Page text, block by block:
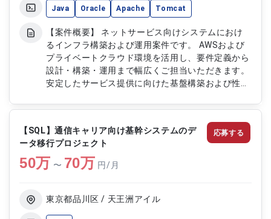
Java Oracle Apache Tomcat
【案件概要】 ネットサービス向けシステムにおけ
るインフラ構築および運用案件です。 AWSおよび
プライベートクラウド環境を活用し、要件定義から
設計・構築・運用まで幅広くご担当いただきます。
安定したサービス提供に向けた基盤構築および性
業内容】 ・ネットサービス向けシステムのインフ
ラ構築および運用対応 ・インフラ要件定義および
設計・構築作業 ・AWSおよびプライベートクラウ
ド環境での基盤構築対応 ・JMeterを用いた性能試
験および負荷試験対応 ・信頼性試験および検証作
業対応 ・インフラ運用および改善対応
【SQL】通信キャリア向け基幹システムのデ
ータ移行プロジェクト
50万 〜 70万 円/月
東京都品川区 / 天王洲アイル
応募する